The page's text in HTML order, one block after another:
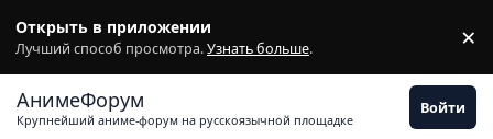
Открыть в приложении
Лучший способ просмотра.Узнать больше. ×
АнимеФорум
Крупнейший аниме-форум на русскоязычной площадке
Войти